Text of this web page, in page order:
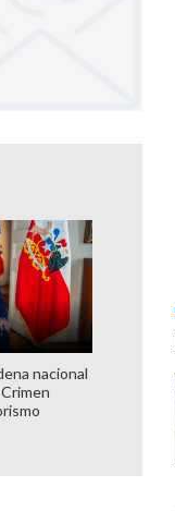
nacional